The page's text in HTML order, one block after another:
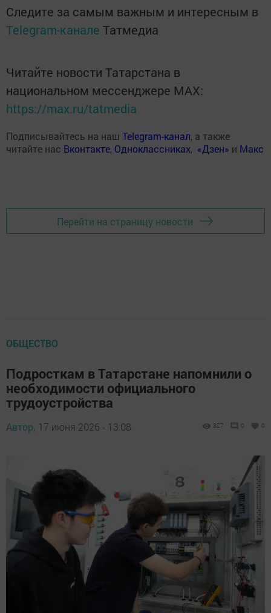
Следите за самым важным и интересным в
Telegram-канале Татмедиа
Читайте новости Татарстана в
национальном мессенджере MАХ:
https://max.ru/tatmedia
Подписывайтесь на наш Telegram-канал, а также
читайте нас Вконтакте, Одноклассниках, «Дзен» и Макс
Перейти на страницу новости
ОБЩЕСТВО
Подросткам в Татарстане напомнили о
необходимости официального
трудоустройства
Автор, 17 июня 2026 - 13:08 327 0 0